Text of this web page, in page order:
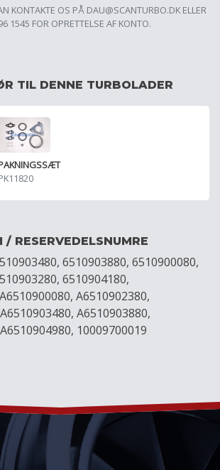
KONTAKTE OS PÅ DAU@SCANTURBO.DKELLER
1545 FOR OPRETTELSE AF KONTO.
TIL DENNE TURBOLADER
/ RESERVEDELSNUMRE
6510903880, 6510900080,
6510904180,
A6510902380,
A6510903880,
10009700019